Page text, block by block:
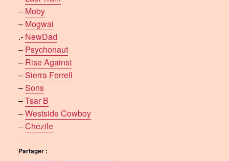
– Moby
– Mogwai
.- NewDad
– Psychonaut
– Rise Against
–Sierra Ferrell
–Sons
–Tsar B
–Westside Cowboy
–Chezile
Partager :